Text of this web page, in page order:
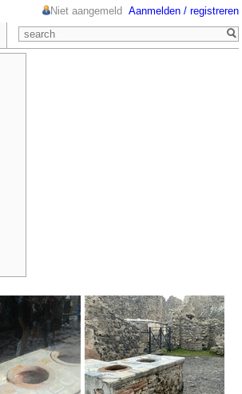
Niet aangemeld Aanmelden / registreren